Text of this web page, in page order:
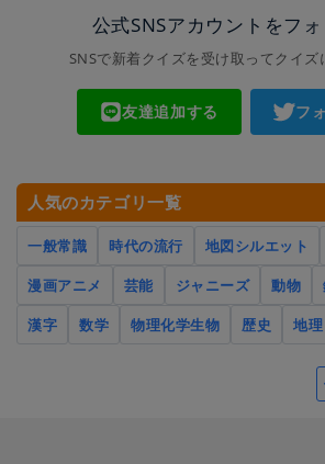
公式SNSアカウントをフ
SNSで新着クイズを受け取ってクイズ
友達追加する フ
人気のカテゴリ一覧
一般常識 時代の流行 地図シルエット
漫画アニメ
芸能 ジャニーズ 動物
漢字
数学 物理化学生物 歴史 地理